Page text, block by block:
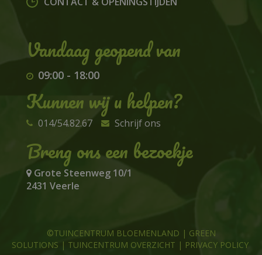
09:00- 18:00
Kunnen wij u helpen?
014/54.82.67 Schrijf ons
Breng ons een bezoekje
Grote Steenweg 10/1
2431 Veerle
©TUINCENTRUM BLOEMENLAND | GREEN
SOLUTIONS | TUINCENTRUM OVERZICHT | PRIVACY POLICY